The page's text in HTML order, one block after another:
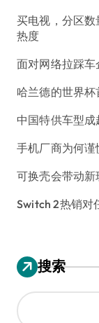
买电视，分区数
热度
面对网络拉踩车
哈兰德的世界
中国特供车型
手机厂商为何谨
可换壳会带动新
Switch 2热销对
搜索